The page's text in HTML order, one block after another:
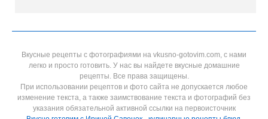
Вкусные рецепты с фотографиями на vkusno-gotovim.com, с нами
легко и просто готовить. У нас вы найдете вкусные домашние
рецепты. Все права защищены.
При использовании рецептов и фото сайта не допускается любое
изменение текста, а также заимствование текста и фотографий без
указания обязательной активной ссылки на первоисточник